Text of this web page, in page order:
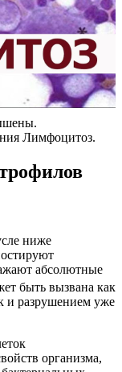
Лимфоцитоз.
ниже
абсолютные
быть вызвана как
и разрушением уже
организма,